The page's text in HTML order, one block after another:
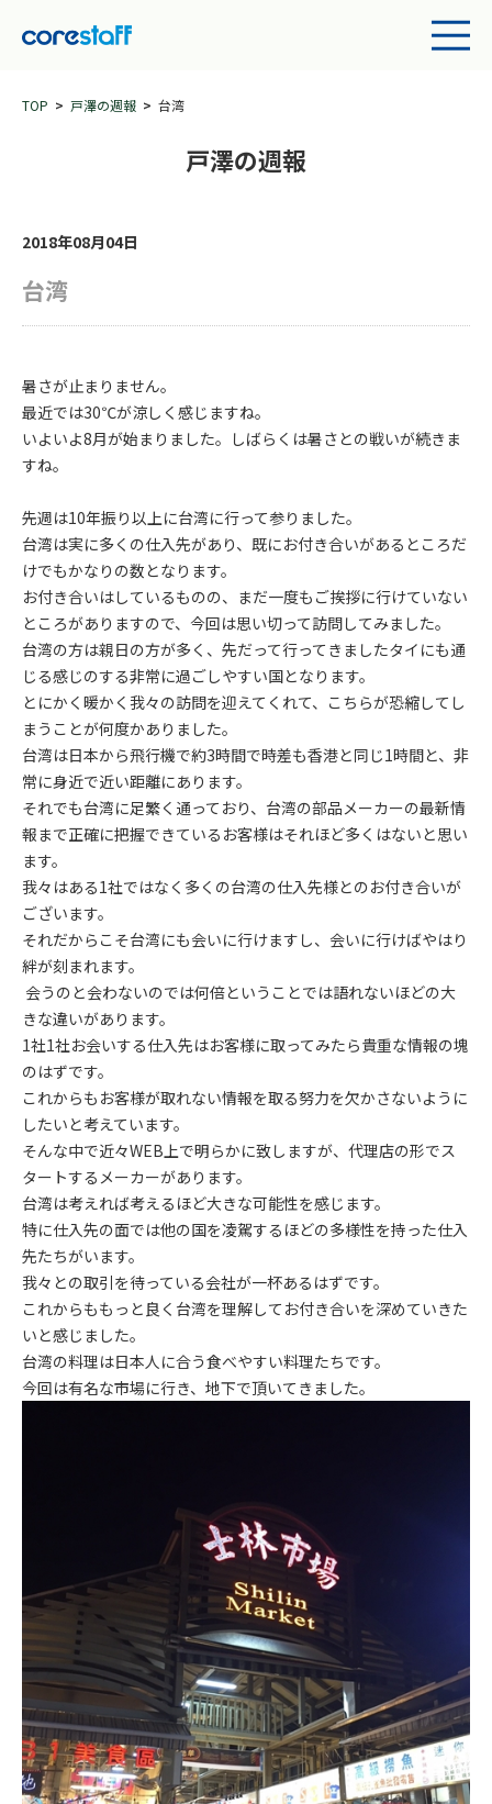
TOP 戸澤の週報 台湾
戸澤の週報
2018年08月04日
台湾
暑さが止まりません。
最近では30℃が涼しく感じますね。
いよいよ8月が始まりました。しばらくは暑さとの戦いが続きま
すね。
先週は10年振り以上に台湾に行って参りました。
台湾は実に多くの仕入先があり、既にお付き合いがあるところだ
けでもかなりの数となります。
お付き合いはしているものの、まだ一度もご挨拶に行けていない
ところがありますので、今回は思い切って訪問してみました。
台湾の方は親日の方が多く、先だって行ってきましたタイにも通
じる感じのする非常に過ごしやすい国となります。
とにかく暖かく我々の訪問を迎えてくれて、こちらが恐縮してし
まうことが何度かありました。
台湾は日本から飛行機で約3時間で時差も香港と同じ1時間と、非
常に身近で近い距離にあります。
それでも台湾に足繁く通っており、台湾の部品メーカーの最新情
報まで正確に把握できているお客様はそれほど多くはないと思い
ます。
我々はある1社ではなく多くの台湾の仕入先様とのお付き合いが
ございます。
それだからこそ台湾にも会いに行けますし、会いに行けばやはり
絆が刻まれます。
会うのと会わないのでは何倍ということでは語れないほどの大
きな違いがあります。
1社1社お会いする仕入先はお客様に取ってみたら貴重な情報の塊
のはずです。
これからもお客様が取れない情報を取る努力を欠かさないように
したいと考えています。
そんな中で近々WEB上で明らかに致しますが、代理店の形でス
タートするメーカーがあります。
台湾は考えれば考えるほど大きな可能性を感じます。
特に仕入先の面では他の国を凌駕するほどの多様性を持った仕入
先たちがいます。
我々との取引を待っている会社が一杯あるはずです。
これからももっと良く台湾を理解してお付き合いを深めていきた
いと感じました。
台湾の料理は日本人に合う食べやすい料理たちです。
今回は有名な市場に行き、地下で頂いてきました。